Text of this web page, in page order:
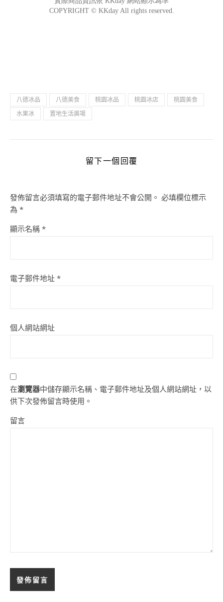
八德冰品 八德美食 桃園冰品 桃園冰店
桃園美食
水果冰
置地生活廣場
留下一個回覆
發佈留言必須填寫的電子郵件地址不會公開。 必填欄位標示
為 *
顯示名稱 *
電子郵件地址 *
個人網站網址
在瀏覽器中儲存顯示名稱、電子郵件地址及個人網站網址，以
供下次發佈留言時使用。
留言